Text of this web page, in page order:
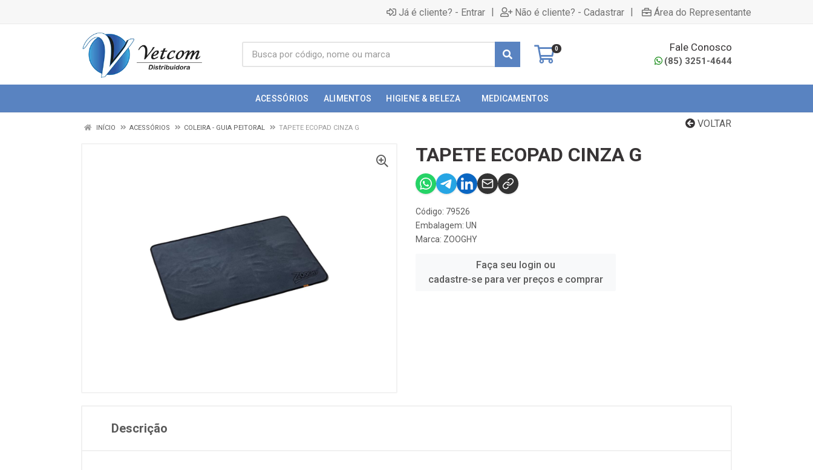
Já é cliente? - Entrar | Não é cliente? - Cadastrar | Área do Representante
0 Fale Conosco
(85) 3251-4644
ACESSÓRIOS ALIMENTOS HIGIENE & BELEZA MEDICAMENTOS
VOLTAR
INÍCIO ACESSÓRIOS COLEIRA - GUIA PEITORAL TAPETE ECOPAD CINZA G
TAPETE ECOPAD CINZA G
Código: 79526
Embalagem: UN
Marca: ZOOGHY
Faça seu login ou
cadastre-se para ver preços e comprar
Descrição